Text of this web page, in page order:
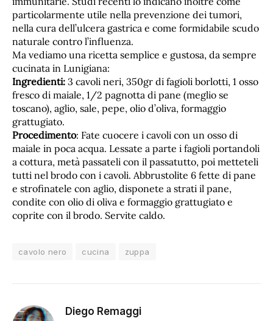
particolarmente utile nella prevenzione dei tumori,
nella cura dell’ulcera gastrica e come formidabile scudo
naturale contro l’influenza.
Ma vediamo una ricetta semplice e gustosa, da sempre
cucinata in Lunigiana:
Ingredienti: 3 cavoli neri, 350gr di fagioli borlotti, 1 osso
fresco di maiale, 1/2 pagnotta di pane (meglio se
toscano), aglio, sale, pepe, olio d’oliva, formaggio
grattugiato.
Procedimento: Fate cuocere i cavoli con un osso di
maiale in poca acqua. Lessate a parte i fagioli portandoli
a cottura, metà passateli con il passatutto, poi metteteli
tutti nel brodo con i cavoli. Abbrustolite 6 fette di pane
e strofinatele con aglio, disponete a strati il pane,
condite con olio di oliva e formaggio grattugiato e
coprite con il brodo. Servite caldo.
cavolo nero cucina zuppa
Diego Remaggi